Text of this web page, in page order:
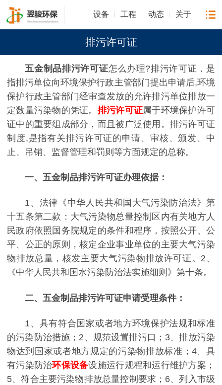
设备 工程 动态 关于
排污许可证
五金制品排污许可证怎么办理?排污许可证，是
指排污单位向环境保护行政主管部门提出申请后,环境
保护行政主管部门经审查发放的允许排污单位排放一
定数量污染物的凭证。 排污许可证属于环境保护许可
证中的重要组成部分，而且被广泛使用。排污许可证
制度,是指有关排污许可证的申请、审核、颁发、中
止、吊销、监督管理和罚则等方面规定的总称。
一、五金制品排污许可证办理依据：
1、法律《中华人民共和国大气污染防治法》第
十五条第二款：大气污染物总量控制区内有关地方人
民政府依照国务院规定的条件和程序，按照公开、公
平、公正的原则，核定企业事业单位的主要大气污染
物排放总量，核发主要大气污染物排放许可证。 2、
《中华人民共和国水污染防治法实施细则》第十条。
二、五金制品排污许可证申请受理条件：
1、具有符合国家或者地方环境保护法规和标准
的污染防治措施； 2、规范设置排污口； 3、排放污染
物达到国家或者地方规定的污染物排放标准； 4、具
有污染防治环保设备设施运行规程和运行维护方案；
5、符合主要污染物排放总量控制要求； 6、列入市级